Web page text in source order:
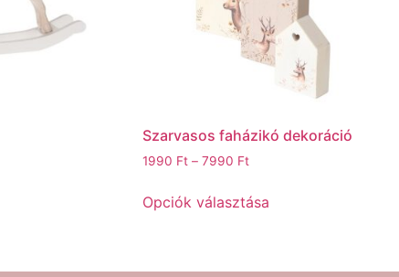
Szarvasos faházikó dekoráció
1990 Ft – 7990 Ft
Opciók választása